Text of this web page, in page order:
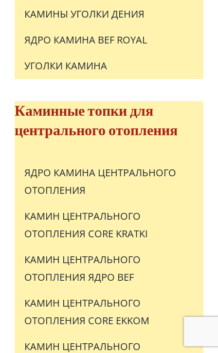
КАМИНЫ УГОЛКИ ДЕНИЯ
ЯДРО КАМИНА BEF ROYAL
УГОЛКИ КАМИНА
Каминные топки для
центрального отопления
ЯДРО КАМИНА ЦЕНТРАЛЬНОГО
ОТОПЛЕНИЯ
КАМИН ЦЕНТРАЛЬНОГО
ОТОПЛЕНИЯ CORE KRATKI
КАМИН ЦЕНТРАЛЬНОГО
ОТОПЛЕНИЯ ЯДРО BEF
КАМИН ЦЕНТРАЛЬНОГО
ОТОПЛЕНИЯ CORE EKKOM
КАМИН ЦЕНТРАЛЬНОГО